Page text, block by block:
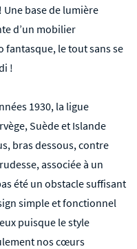
base de lumière
d’un mobilier
fantasque, le tout sans se
!
1930, la ligue
Suède et Islande
bras dessous, contre
associée à un
été un obstacle suffisant
simple et fonctionnel
puisque le style
nos cœurs